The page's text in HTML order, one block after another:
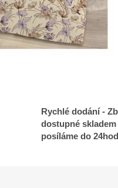
Rychlé dodání -
dostupné skladem
posíláme do